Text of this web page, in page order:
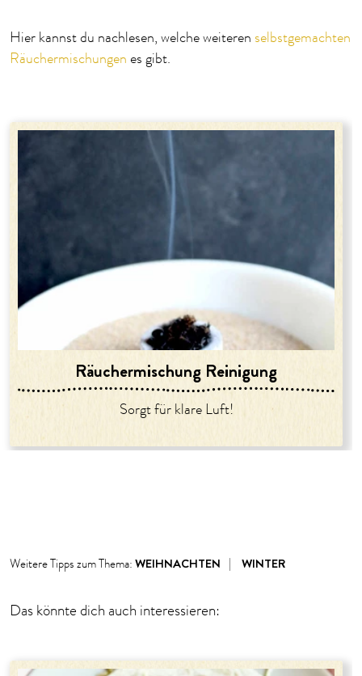
Hier kannst du nachlesen, welche weiteren selbstgemachten
Räuchermischungen es gibt.
Räuchermischung Reinigung
Sorgt für klare Luft!
Weitere Tipps zum Thema:WEIHNACHTEN WINTER
Das könnte dich auch interessieren: